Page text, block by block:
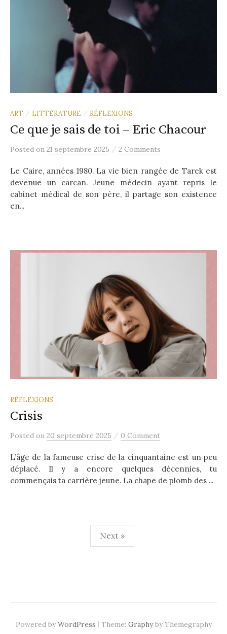
ART / LITTÉRATURE / RÉFLEXIONS
Ce que je sais de toi – Eric Chacour
Posted on 21 septembre 2025 / 2 Comments
Le Caire, années 1980. La vie bien rangée de Tarek est
devenue un carcan. Jeune médecin ayant repris le
cabinet médical de son père, il partage son existence
en...
RÉFLEXIONS
Crisis
Posted on 20 septembre 2025 / 0 Comment
L’âge de la fameuse crise de la cinquantaine est un peu
déplacé. Il y a encore quelques décennies, tu
commençais ta carrière jeune. La chape de plomb des ...
Next »
Powered byWordPress | Theme: Graphyby Themegraphy